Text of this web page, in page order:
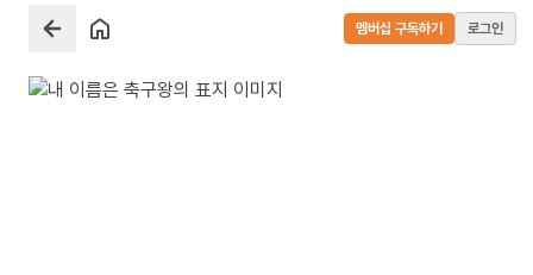
멤버십 구독하기 로그인